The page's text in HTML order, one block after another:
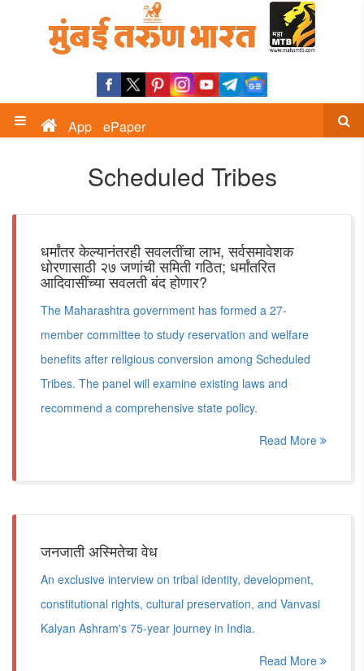
App ePaper
Scheduled Tribes
धर्मांतर केल्यानंतरही सवलतींचा लाभ, सर्वसमावेशक
धोरणासाठी २७ जणांची समिती गठित; धर्मांतरित
आदिवासींच्या सवलती बंद होणार?
The Maharashtra government has formed a 27-
member committee to study reservation and welfare
benefits after religious conversion among Scheduled
Tribes. The panel will examine existing laws and
recommend a comprehensive state policy.
Read More
जनजाती अस्मितेचा वेध
An exclusive interview on tribal identity, development,
constitutional rights, cultural preservation, and Vanvasi
Kalyan Ashram's 75-year journey in India.
Read More